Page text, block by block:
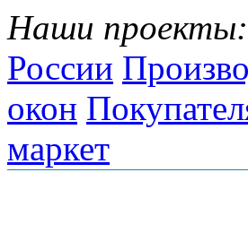
Наши
России
окон
маркет